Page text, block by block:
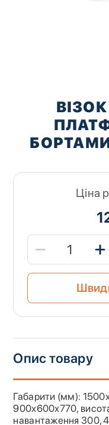
зображень
Ціна
Опис товару
Габарити (мм):
900х600х770,
навантаження 300,